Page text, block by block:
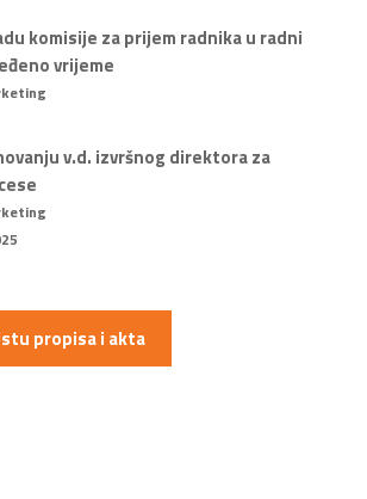
komisije za prijem radnika u radni
vrijeme
v.d. izvršnog direktora za
propisa i akta